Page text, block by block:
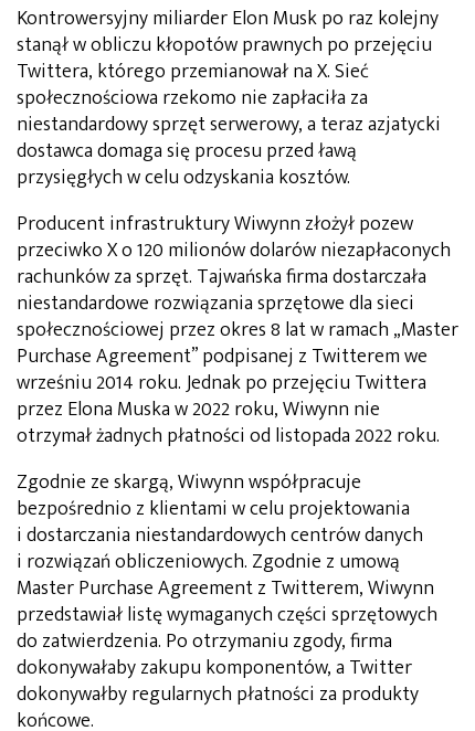
Kontrowersyjny miliarder Elon Musk po raz kolejny
stanął w obliczu kłopotów prawnych po przejęciu
Twittera, którego przemianował na X. Sieć
społecznościowa rzekomo nie zapłaciła za
niestandardowy sprzęt serwerowy, a teraz azjatycki
dostawca domaga się procesu przed ławą
przysięgłych w celu odzyskania kosztów.
Producent infrastruktury Wiwynn złożył pozew
przeciwko X o 120 milionów dolarów niezapłaconych
rachunków za sprzęt. Tajwańska firma dostarczała
niestandardowe rozwiązania sprzętowe dla sieci
społecznościowej przez okres 8 lat w ramach „Master
Purchase Agreement” podpisanej z Twitterem we
wrześniu 2014 roku. Jednak po przejęciu Twittera
przez Elona Muska w 2022 roku, Wiwynn nie
otrzymał żadnych płatności od listopada 2022 roku.
Zgodnie ze skargą, Wiwynn współpracuje
bezpośrednio z klientami w celu projektowania
i dostarczania niestandardowych centrów danych
i rozwiązań obliczeniowych. Zgodnie z umową
Master Purchase Agreement z Twitterem, Wiwynn
przedstawiał listę wymaganych części sprzętowych
do zatwierdzenia. Po otrzymaniu zgody, firma
dokonywałaby zakupu komponentów, a Twitter
dokonywałby regularnych płatności za produkty
końcowe.